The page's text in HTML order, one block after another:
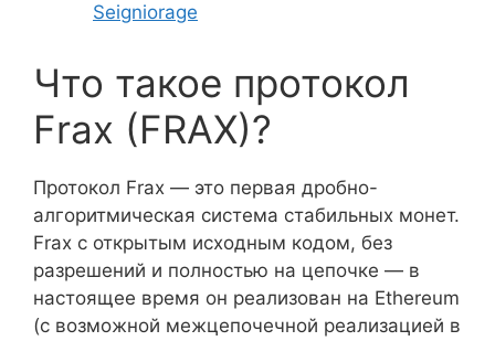
Seigniorage
Что такое протокол
Frax (FRAX)?
Протокол Frax — это первая дробно-
алгоритмическая система стабильных монет.
Frax с открытым исходным кодом, без
разрешений и полностью на цепочке — в
настоящее время он реализован на Ethereum
(с возможной межцепочечной реализацией в